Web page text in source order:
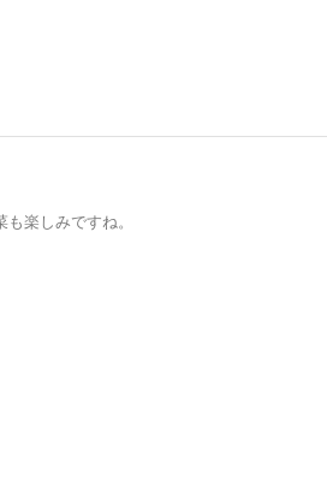
楽しみですね。